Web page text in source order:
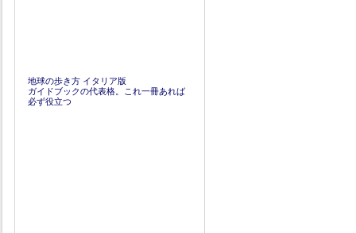
地球の歩き方 イタリア版
ガイドブックの代表格。これ一冊あれば
必ず役立つ